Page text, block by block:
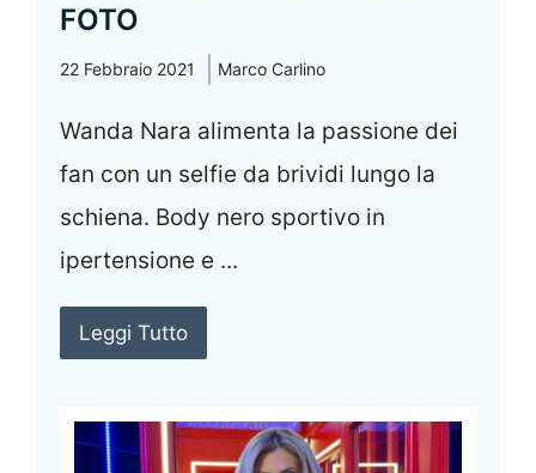
FOTO
22 Febbraio 2021 Marco Carlino
Wanda Nara alimenta la passione dei
fan con un selfie da brividi lungo la
schiena. Body nero sportivo in
ipertensione e ...
Leggi Tutto